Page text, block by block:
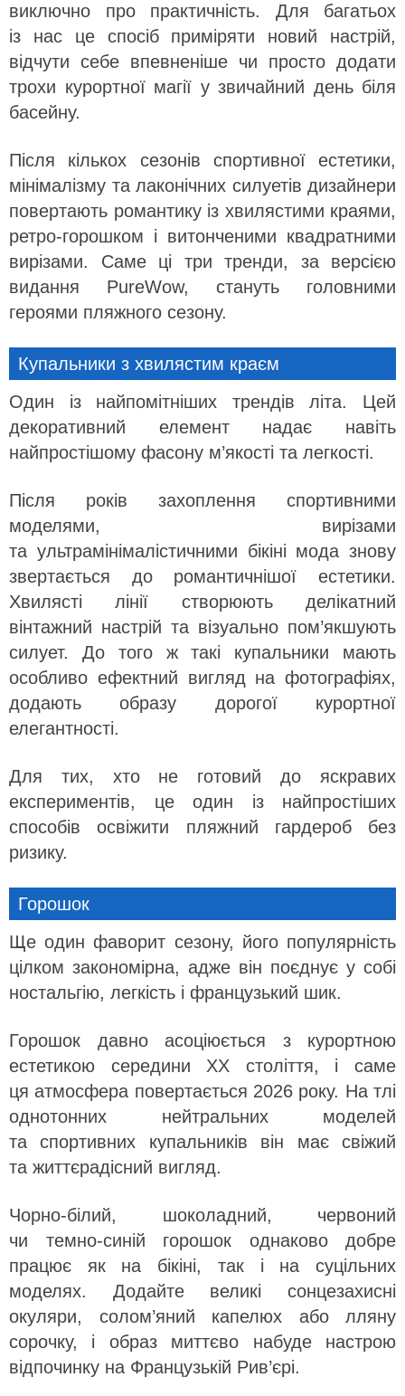
виключно про практичність. Для багатьох
із нас це спосіб приміряти новий настрій,
відчути себе впевненіше чи просто додати
трохи курортної магії у звичайний день біля
басейну.
Після кількох сезонів спортивної естетики,
мінімалізму та лаконічних силуетів дизайнери
повертають романтику із хвилястими краями,
ретро-горошком і витонченими квадратними
вирізами. Саме ці три тренди, за версією
видання PureWow, стануть головними
героями пляжного сезону.
Купальники з хвилястим краєм
Один із найпомітніших трендів літа. Цей
декоративний елемент надає навіть
найпростішому фасону м’якості та легкості.
Після років захоплення спортивними
моделями, вирізами
та ультрамінімалістичними бікіні мода знову
звертається до романтичнішої естетики.
Хвилясті лінії створюють делікатний
вінтажний настрій та візуально пом’якшують
силует. До того ж такі купальники мають
особливо ефектний вигляд на фотографіях,
додають образу дорогої курортної
елегантності.
Для тих, хто не готовий до яскравих
експериментів, це один із найпростіших
способів освіжити пляжний гардероб без
ризику.
Горошок
Ще один фаворит сезону, його популярність
цілком закономірна, адже він поєднує у собі
ностальгію, легкість і французький шик.
Горошок давно асоціюється з курортною
естетикою середини ХХ століття, і саме
ця атмосфера повертається 2026 року. На тлі
однотонних нейтральних моделей
та спортивних купальників він має свіжий
та життєрадісний вигляд.
Чорно-білий, шоколадний, червоний
чи темно-синій горошок однаково добре
працює як на бікіні, так і на суцільних
моделях. Додайте великі сонцезахисні
окуляри, солом’яний капелюх або лляну
сорочку, і образ миттєво набуде настрою
відпочинку на Французькій Рив’єрі.